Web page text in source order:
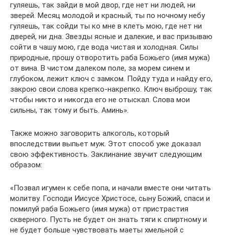
гуляешь, так зайди в мой двор, где нет ни людей, ни
зверей. Месяц молодой и красный, ты по ночному небу
гуляешь, так сойди ты ко мне в клеть мою, где нет ни
дверей, ни дна. Звезды ясные и далекие, и вас призываю
сойти в чашу мою, где вода чистая и холодная. Силы
природные, прошу отворотить раба Божьего (имя мужа)
от вина. В чистом далеком поле, за морем синем и
глубоком, лежит ключ с замком. Пойду туда и найду его,
закрою свои слова крепко-накрепко. Ключ выброшу, так
чтобы никто и никогда его не отыскал. Слова мои
сильны, так тому и быть. Аминь».
Также можно заговорить алкоголь, который
впоследствии выпьет муж. Этот способ уже доказал
свою эффективность. Заклинание звучит следующим
образом:
«Позвал игумен к себе попа, и начали вместе они читать
молитву. Господи Иисусе Христосе, сыну Божий, спаси и
помилуй раба Божьего (имя мужа) от пристрастия
скверного. Пусть не будет он знать тяги к спиртному и
не будет больше чувствовать маеты хмельной с